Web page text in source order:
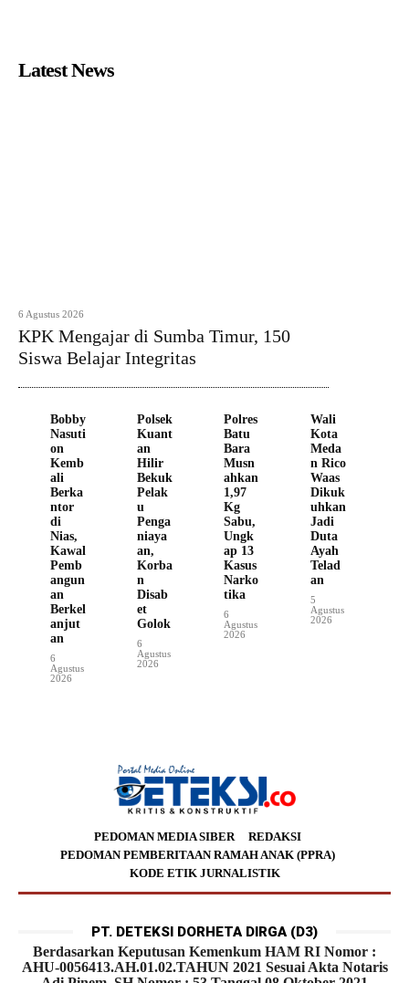
Latest News
6 Agustus 2026
KPK Mengajar di Sumba Timur, 150
Siswa Belajar Integritas
Bobby
Nasuti
on
Kemb
ali
Berka
ntor
di
Nias,
Kawal
Pemb
angun
an
Berkel
anjut
an
6
Agustus
2026
Polsek
Kuant
an
Hilir
Bekuk
Pelak
u
Penga
niaya
an,
Korba
n
Disab
et
Golok
6
Agustus
2026
Polres
Batu
Bara
Musn
ahkan
1,97
Kg
Sabu,
Ungk
ap 13
Kasus
Narko
tika
6
Agustus
2026
Wali
Kota
Meda
n Rico
Waas
Dikuk
uhkan
Jadi
Duta
Ayah
Telad
an
5
Agustus
2026
PEDOMAN MEDIA SIBER
REDAKSI
PEDOMAN PEMBERITAAN RAMAH ANAK (PPRA)
KODE ETIK JURNALISTIK
PT. DETEKSI DORHETA DIRGA (D3)
Berdasarkan Keputusan Kemenkum HAM RI Nomor :
AHU-0056413.AH.01.02.TAHUN 2021 Sesuai Akta Notaris